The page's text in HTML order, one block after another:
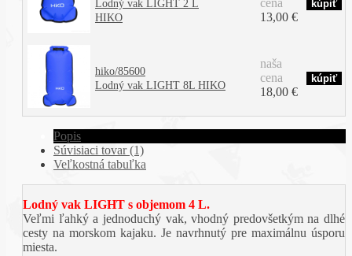
Lodný vak LIGHT 2 L
HIKO
cena
13,00 €
hiko/85600
Lodný vak LIGHT 8L HIKO
naša
cena
18,00 €
Popis
Súvisiaci tovar (1)
Veľkostná tabuľka
Lodný vak LIGHT s objemom 4 L.
Veľmi ľahký a jednoduchý vak, vhodný predovšetkým na dlhé
cesty na morskom kajaku. Je navrhnutý pre maximálnu úsporu
miesta.